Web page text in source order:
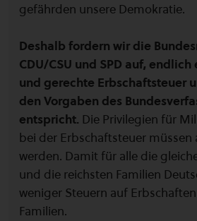
gefährden unsere Demokratie.
Deshalb fordern wir die
CDU/CSU und SPD auf,
und gerechte Erbschaftsteuer
den Vorgaben des
entspricht. Die Privilegien für
bei der Erbschaftsteuer
werden. Damit für alle die
und die reichsten Familien
weniger Steuern auf
Familien.